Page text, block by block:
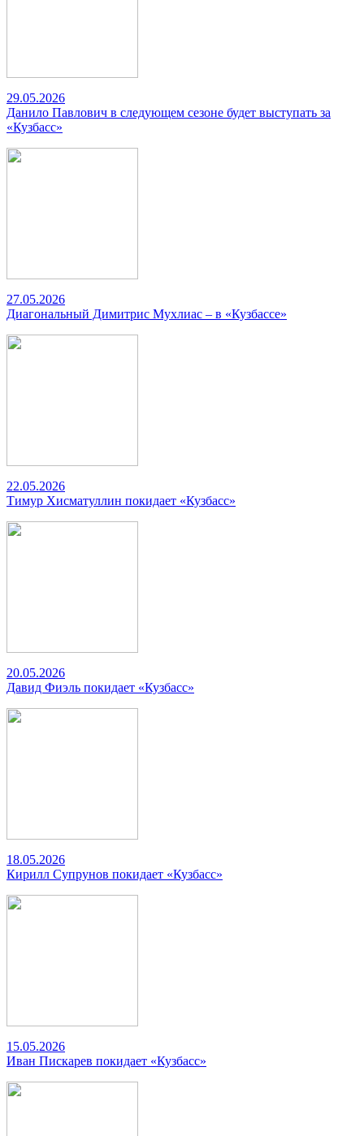
29.05.2026
Данило Павлович в следующем сезоне будет выступать за
«Кузбасс»
27.05.2026
Диагональный Димитрис Мухлиас – в «Кузбассе»
22.05.2026
Тимур Хисматуллин покидает «Кузбасс»
20.05.2026
Давид Фиэль покидает «Кузбасс»
18.05.2026
Кирилл Супрунов покидает «Кузбасс»
15.05.2026
Иван Пискарев покидает «Кузбасс»